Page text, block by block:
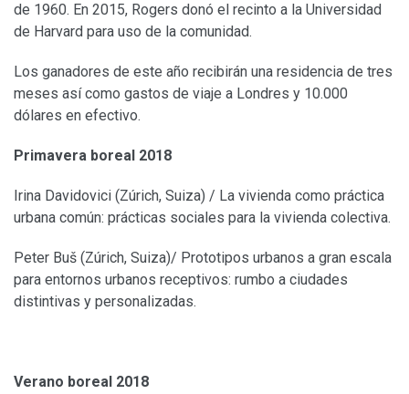
de 1960. En 2015, Rogers donó el recinto a la Universidad
de Harvard para uso de la comunidad.
Los ganadores de este año recibirán una residencia de tres
meses así como gastos de viaje a Londres y 10.000
dólares en efectivo.
Primavera boreal 2018
Irina Davidovici (Zúrich, Suiza) / La vivienda como práctica
urbana común: prácticas sociales para la vivienda colectiva.
Peter Buš (Zúrich, Suiza)/ Prototipos urbanos a gran escala
para entornos urbanos receptivos: rumbo a ciudades
distintivas y personalizadas.
Verano boreal 2018